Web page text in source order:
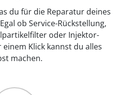
du für die Reparatur deines
ob Service-Rückstellung,
oder Injektor-
Klick kannst du alles
machen.